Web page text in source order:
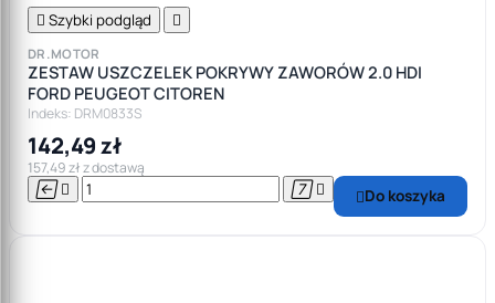
 Szybki podgląd 
DR.MOTOR
ZESTAW USZCZELEK POKRYWY ZAWORÓW 2.0 HDI
FORD PEUGEOT CITOREN
Indeks: DRM0833S
142,49 zł
157,49 zł z dostawą
    Do koszyka